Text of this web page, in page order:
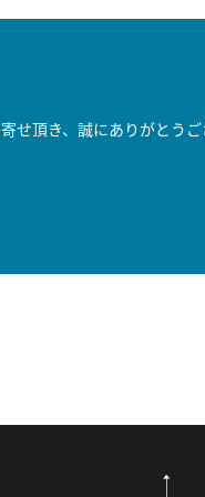
頂き、誠にありがとうご